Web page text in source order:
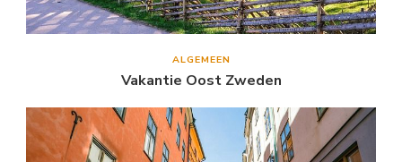
ALGEMEEN
Vakantie Oost Zweden